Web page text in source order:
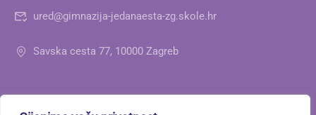
ured@gimnazija-jedanaesta-zg.skole.hr
Savska cesta 77, 10000 Zagreb